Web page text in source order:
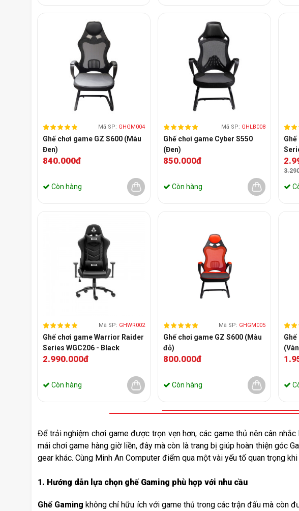
Mã SP: GHGM004
Ghế chơi game GZ S600 (Màu
Đen)
840.000đ
Còn hàng
Mã SP: GHLB008
Ghế chơi game Cyber S550
(Đen)
850.000đ
Còn hàng
Mã SP: GHWR002
Ghế chơi game Warrior Raider
Series WGC206 - Black
2.990.000đ
Còn hàng
Mã SP: GHGM005
Ghế chơi game GZ S600 (Màu
đỏ)
800.000đ
Còn hàng
Để trải nghiệm chơi game được trọn vẹn hơn, các game thủ nên cân
mái chơi game hàng giờ liền, đây mà còn là trang bị giúp hoàn thiện góc
gear khác. Cùng Minh An Computer điểm qua một vài yếu tố quan trọng
1. Hướng dẫn lựa chọn ghế Gaming phù hợp với nhu cầu
Ghế Gaming không chỉ hữu ích với game thủ trong các trận đấu mà còn